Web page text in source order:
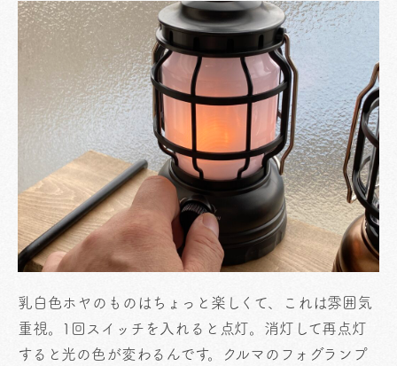
乳白色ホヤのものはちょっと楽しくて、これは雰囲気
重視。1回スイッチを入れると点灯。消灯して再点灯
すると光の色が変わるんです。クルマのフォグランプ